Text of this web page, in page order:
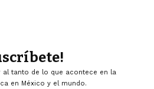
al tanto de lo que acontece en la
en México y el mundo.